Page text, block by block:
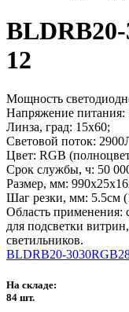
12
Мощность
Напряжение питания:
Линза, град: 15x60;
Световой поток:
Цвет: RGB
Срок службы, ч: 50
Размер, мм:
Шаг резки, мм: 5.5см
Область применения:
для подсветки
светильников.
BLDRB20-
На складе:
84 шт.